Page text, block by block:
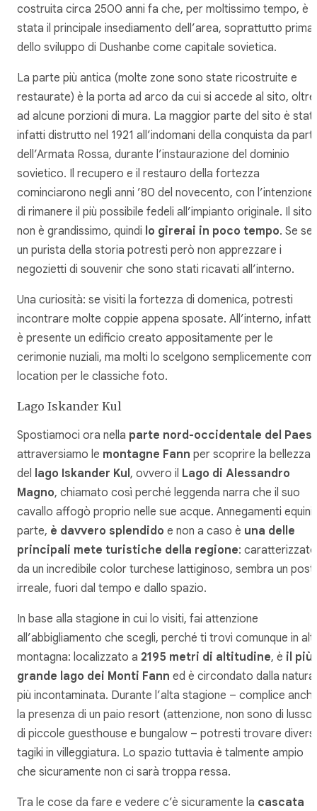
costruita circa 2500 anni fa che, per moltissimo tempo, è
stata il principale insediamento dell’area, soprattutto prima
dello sviluppo di Dushanbe come capitale sovietica.
La parte più antica (molte zone sono state ricostruite e
restaurate) è la porta ad arco da cui si accede al sito, oltre
ad alcune porzioni di mura. La maggior parte del sito è
infatti distrutto nel 1921 all’indomani della conquista da
dell’Armata Rossa, durante l’instaurazione del dominio
sovietico. Il recupero e il restauro della fortezza
cominciarono negli anni ’80 del novecento, con l’intenzione
di rimanere il più possibile fedeli all’impianto originale. Il sito
non è grandissimo, quindi lo girerai in poco tempo. Se sei
un purista della storia potresti però non apprezzare i
negozietti di souvenir che sono stati ricavati all’interno.
Una curiosità: se visiti la fortezza di domenica, potresti
incontrare molte coppie appena sposate. All’interno, infatti,
è presente un edificio creato appositamente per le
cerimonie nuziali, ma molti lo scelgono semplicemente
location per le classiche foto.
Lago Iskander Kul
Spostiamoci ora nella parte nord-occidentale del
attraversiamo le montagne Fann per scoprire la bellezza
del lago Iskander Kul, ovvero il Lago di Alessandro
Magno, chiamato così perché leggenda narra che il suo
cavallo affogò proprio nelle sue acque. Annegamenti equini
parte, è davvero splendido e non a caso è una delle
principali mete turistiche della regione: caratterizzato
da un incredibile color turchese lattiginoso, sembra un
irreale, fuori dal tempo e dallo spazio.
In base alla stagione in cui lo visiti, fai attenzione
all’abbigliamento che scegli, perché ti trovi comunque in
montagna: localizzato a 2195 metri di altitudine, è il più
grande lago dei Monti Fann ed è circondato dalla natura
più incontaminata. Durante l’alta stagione – complice
la presenza di un paio resort (attenzione, non sono di
di piccole guesthouse e bungalow – potresti trovare diversi
tagiki in villeggiatura. Lo spazio tuttavia è talmente ampio
che sicuramente non ci sarà troppa ressa.
Tra le cose da fare e vedere c’è sicuramente la cascata